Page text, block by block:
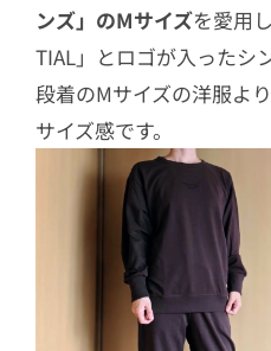
ンズ」のMサイズを愛用
TIAL」とロゴが入ったシ
段着のMサイズの洋服よ
サイズ感です。